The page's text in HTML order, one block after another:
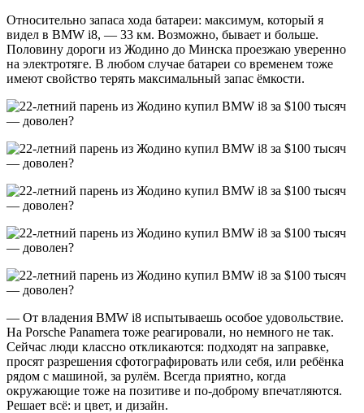
Относительно запаса хода батареи: максимум, который я
видел в BMW i8, — 33 км. Возможно, бывает и больше.
Половину дороги из Жодино до Минска проезжаю уверенно
на электротяге. В любом случае батареи со временем тоже
имеют свойство терять максимальный запас ёмкости.
— От владения BMW i8 испытываешь особое удовольствие.
На Porsche Panamera тоже реагировали, но немного не так.
Сейчас люди классно откликаются: подходят на заправке,
просят разрешения сфотографировать или себя, или ребёнка
рядом с машиной, за рулём. Всегда приятно, когда
окружающие тоже на позитиве и по-доброму впечатляются.
Решает всё: и цвет, и дизайн.